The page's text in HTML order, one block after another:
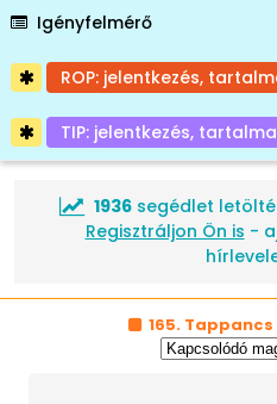
Igényfelmérő
ROP: jelentkezés,
TIP: jelentkezés,
1936segédlet
Regisztráljon Ön is -
165. Tappancs